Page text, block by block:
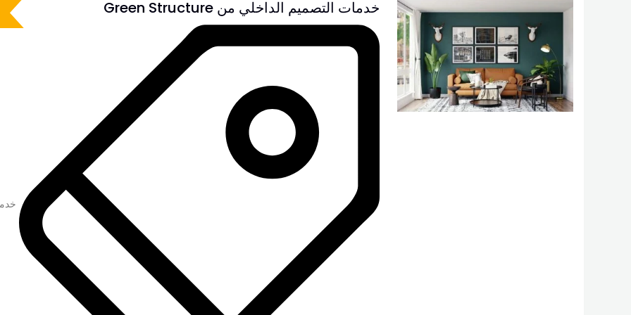
خدمات التصميم الداخلي من Green Structure